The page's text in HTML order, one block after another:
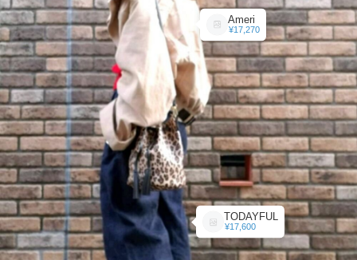
Ameri
¥17,270
TODAYFUL
¥17,600